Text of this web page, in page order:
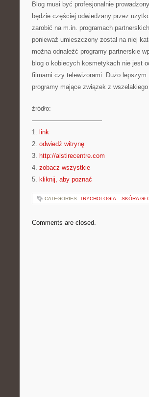
Blog musi być profesjonalnie
będzie częściej odwiedzany przez
zarobić na m.in. programach
ponieważ umieszczony został na niej
można odnaleźć programy partnerskie
blog o kobiecych kosmetykach nie jest
filmami czy telewizorami. Dużo
programy mające związek z
źródło:
———————————
1. link
2. odwiedź witrynę
3. http://alstirecentre.com
4. zobacz wszystkie
5. kliknij, aby poznać
CATEGORIES: TRYCHOLOGIA – SKÓRA
Comments are closed.